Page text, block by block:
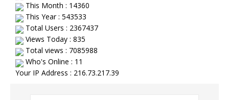
This Month : 14360
This Year : 543533
Total Users : 2367437
Views Today : 835
Total views : 7085988
Who's Online : 11
Your IP Address : 216.73.217.39